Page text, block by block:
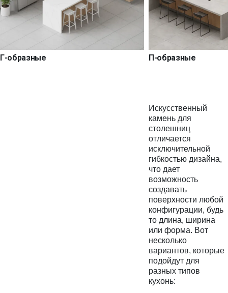
Г-образные П-образные
Искусственный
камень для
столешниц
отличается
исключительной
гибкостью дизайна,
что дает
возможность
создавать
поверхности любой
конфигурации, будь
то длина, ширина
или форма. Вот
несколько
вариантов, которые
подойдут для
разных типов
кухонь: